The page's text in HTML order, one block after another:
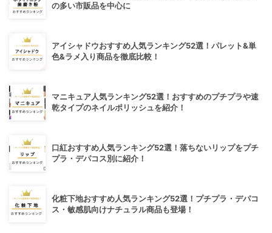
の多い市販品を中心に
アイシャドウおすすめ人気ランキング52選！パレット&単
色&ラメ入り商品を徹底比較！
マニキュア人気ランキング52選！おすすめのプチプラや速
乾タイプのネイルポリッシュを紹介！
口紅おすすめ人気ランキング52選！落ちないリップをプチ
プラ・デパコス別に紹介！
化粧下地おすすめ人気ランキング52選！プチプラ・デパコ
ス・敏感肌向けナチュラル商品も登場！